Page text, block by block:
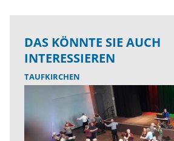
DAS KÖNNTE SIE AUCH
INTERESSIEREN
TAUFKIRCHEN